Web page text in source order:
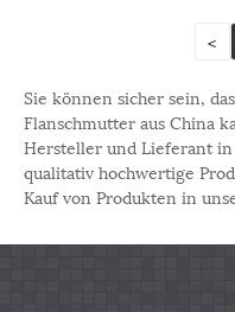
<
Sie können sicher sein,
Flanschmutter aus China
Hersteller und Lieferant
qualitativ hochwertige
Kauf von Produkten in